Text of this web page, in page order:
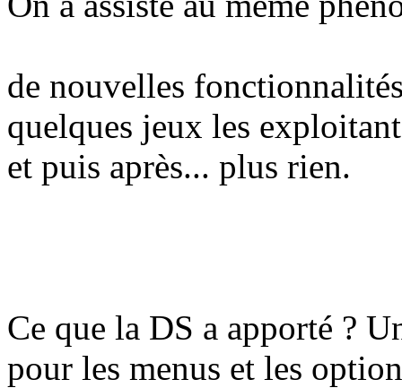
de nouvelles
quelques jeux les
et puis après... plus rien.
Ce que la DS a apporté ?
pour les menus et les